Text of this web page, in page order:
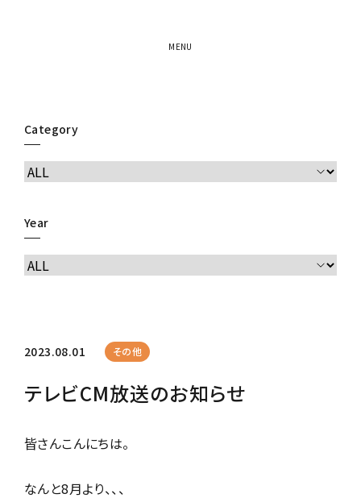
Category
Year
2023.08.01 その他
テレビCM放送のお知らせ
皆さんこんにちは。
なんと8月より、、、